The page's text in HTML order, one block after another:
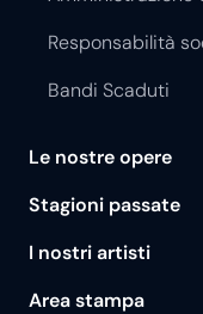
Responsabilità
Bandi Scaduti
Le nostre opere
Stagioni passate
I nostri artisti
Area stampa